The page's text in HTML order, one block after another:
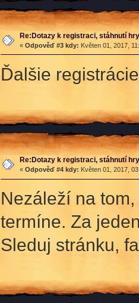
Re:Dotazy k registraci, stáhnutí
« Odpověď #3 kdy: Květen 01, 2017,
Ďalšie
Re:Dotazy k registraci, stáhnutí
« Odpověď #4 kdy: Květen 01, 2017,
Nezáleží na
termíne. Za
Sleduj stránku,